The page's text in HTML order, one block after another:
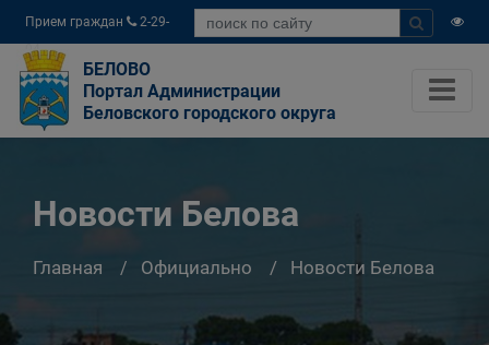
Прием граждан
2-29-
04
БЕЛОВО
Портал Администрации
Беловского городского округа
Новости Белова
Главная Официально Новости Белова